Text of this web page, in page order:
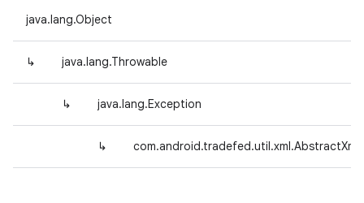
java.lang.Object
↳ java.lang.Throwable
↳ java.lang.Exception
↳